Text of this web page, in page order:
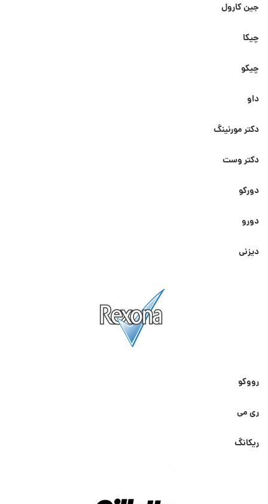
جین کارول
چیکا
چیکو
داو
دکتر مورنینگ
دکتر وست
دورکو
دورو
دیزنی
رووکو
ری می
ریکانگ